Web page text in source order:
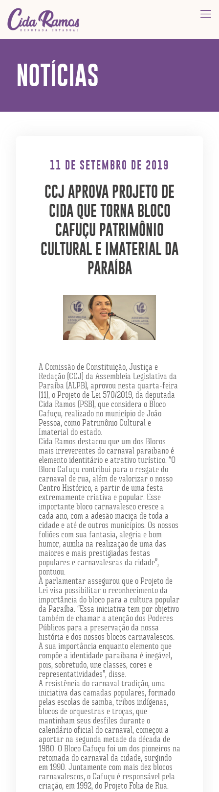
NOTÍCIAS
11 DE SETEMBRO DE 2019
CCJ APROVA PROJETO DE
CIDA QUE TORNA BLOCO
CAFUÇU PATRIMÔNIO
CULTURAL E IMATERIAL DA
PARAÍBA
A Comissão de Constituição, Justiça e
Redação (CCJ) da Assembleia Legislativa da
Paraíba (ALPB), aprovou nesta quarta-feira
(11), o Projeto de Lei 570/2019, da deputada
Cida Ramos (PSB), que considera o Bloco
Cafuçu, realizado no município de João
Pessoa, como Patrimônio Cultural e
Imaterial do estado.
Cida Ramos destacou que um dos Blocos
mais irreverentes do carnaval paraibano é
elemento identitário e atrativo turístico. “O
Bloco Cafuçu contribui para o resgate do
carnaval de rua, além de valorizar o nosso
Centro Histórico, a partir de uma festa
extremamente criativa e popular. Esse
importante bloco carnavalesco cresce a
cada ano, com a adesão maciça de toda a
cidade e até de outros municípios. Os nossos
foliões com sua fantasia, alegria e bom
humor, auxilia na realização de uma das
maiores e mais prestigiadas festas
populares e carnavalescas da cidade”,
pontuou.
A parlamentar assegurou que o Projeto de
Lei visa possibilitar o reconhecimento da
importância do bloco para a cultura popular
da Paraíba. “Essa iniciativa tem por objetivo
também de chamar a atenção dos Poderes
Públicos para a preservação da nossa
história e dos nossos blocos carnavalescos.
A sua importância enquanto elemento que
compõe a identidade paraibana é inegável,
pois, sobretudo, une classes, cores e
representatividades”, disse.
A resistência do carnaval tradição, uma
iniciativa das camadas populares, formado
pelas escolas de samba, tribos indígenas,
blocos de orquestras e troças, que
mantinham seus desfiles durante o
calendário oficial do carnaval, começou a
aportar na segunda metade da década de
1980. O Bloco Cafuçu foi um dos pioneiros na
retomada do carnaval da cidade, surgindo
em 1990. Juntamente com mais dez blocos
carnavalescos, o Cafuçu é responsável pela
criação, em 1992, do Projeto Folia de Rua.